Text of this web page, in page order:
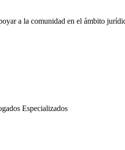
a la comunidad en el ámbito
Especializados